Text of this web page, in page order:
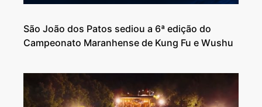
São João dos Patos sediou a 6ª edição do
Campeonato Maranhense de Kung Fu e Wushu